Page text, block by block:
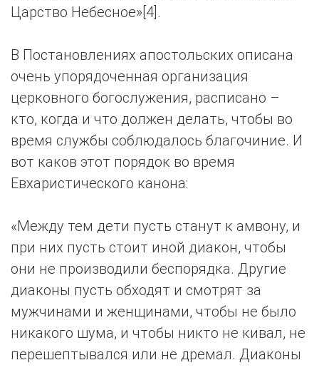
Царство Небесное»[4].
В Постановлениях апостольских описана
очень упорядоченная организация
церковного богослужения, расписано –
кто, когда и что должен делать, чтобы во
время службы соблюдалось благочиние. И
вот каков этот порядок во время
Евхаристического канона:
«Между тем дети пусть станут к амвону, и
при них пусть стоит иной диакон, чтобы
они не производили беспорядка. Другие
диаконы пусть обходят и смотрят за
мужчинами и женщинами, чтобы не было
никакого шума, и чтобы никто не кивал, не
перешептывался или не дремал. Диаконы